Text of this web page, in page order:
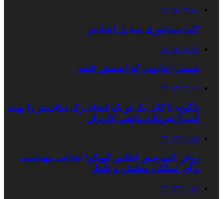
۱۴۰۵/۰۳/۱۰
کلید مینیاتوری سه پل اشنایدر
۱۴۰۵/۰۲/۳۱
شیمی؛ جادویی که اسمش علمه
۱۴۰۳/۱۲/۰۹
چگونه با کابل بک تو بک فضای رک دیتاسنتر را بهینه
کنیم؟ تجربیات واقعی کاربران
۱۴۰۳/۱۱/۱۷
روغن کمپرسور اطلس کوپکو؛ انتخابی مهندسی
برای عملکرد مطمئن و پایدار
۱۴۰۳/۱۰/۱۱